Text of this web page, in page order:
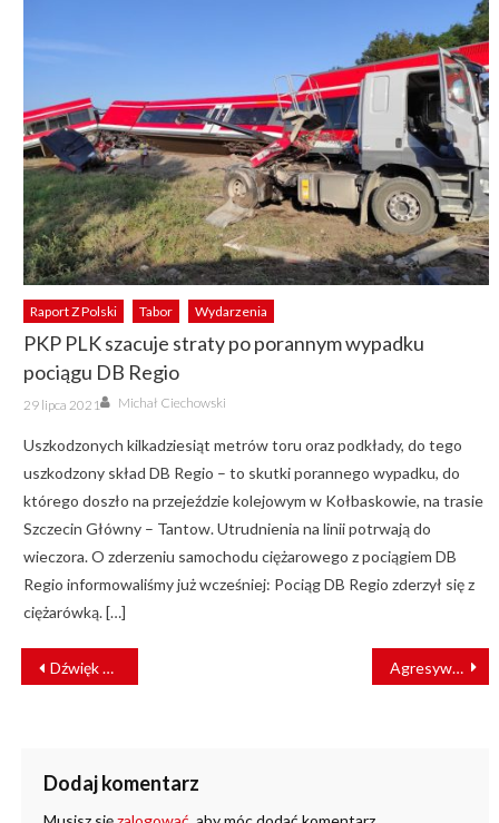
Raport Z Polski Tabor Wydarzenia
PKP PLK szacuje straty po porannym wypadku
pociągu DB Regio
Posted
on
29 lipca 2021 Author
Michał Ciechowski
Uszkodzonych kilkadziesiąt metrów toru oraz podkłady, do tego
uszkodzony skład DB Regio – to skutki porannego wypadku, do
którego doszło na przejeździe kolejowym w Kołbaskowie, na trasie
Szczecin Główny – Tantow. Utrudnienia na linii potrwają do
wieczora. O zderzeniu samochodu ciężarowego z pociągiem DB
Regio informowaliśmy już wcześniej: Pociąg DB Regio zderzył się z
ciężarówką. […]
NAWIGACJA
WPISU
Dźwięk wskaże drogę. W POP ZTM działa już system nawigacyjny Agresywni pasażerowie zaatakowali ochronę pociągu
Dodaj komentarz